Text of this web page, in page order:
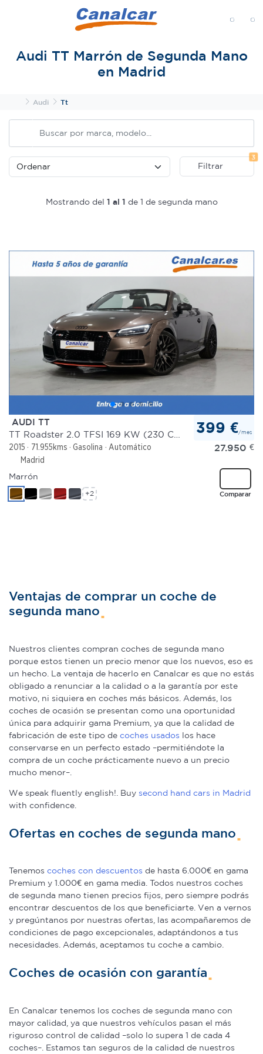
Audi TT Marrón de Segunda Mano
en Madrid
InicioAudi Tt
Filtrar
3
Mostrando del 1 al 1 de 1 de segunda mano
AUDI TT
2015 71.955kms Gasolina
Automático
Madrid
399 €/mes
27.950 €
Comparar
Marrón
+2
Ventajas de comprar un coche de
segunda mano
Nuestros clientes compran coches de segunda mano
porque estos tienen un precio menor que los nuevos, eso es
un hecho. La ventaja de hacerlo en Canalcar es que no estás
obligado a renunciar a la calidad o a la garantía por este
motivo, ni siquiera en coches más básicos. Además, los
coches de ocasión se presentan como una oportunidad
única para adquirir gama Premium, ya que la calidad de
fabricación de este tipo de coches usados los hace
conservarse en un perfecto estado –permitiéndote la
compra de un coche prácticamente nuevo a un precio
mucho menor–.
We speak fluently english!. Buy second hand cars in Madrid
with confidence.
Ofertas en coches de segunda mano
Tenemos coches con descuentos de hasta 6.000€ en gama
Premium y 1.000€ en gama media. Todos nuestros coches
de segunda mano tienen precios fijos, pero siempre podrás
encontrar descuentos de los que beneficiarte. Ven a vernos
y pregúntanos por nuestras ofertas, las acompañaremos de
condiciones de pago excepcionales, adaptándonos a tus
necesidades. Además, aceptamos tu coche a cambio.
Coches de ocasión con garantía
En Canalcar tenemos los coches de segunda mano con
mayor calidad, ya que nuestros vehículos pasan el más
riguroso control de calidad –solo lo supera 1 de cada 4
coches–. Estamos tan seguros de la calidad de nuestros